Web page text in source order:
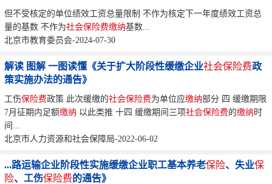
读
但不受核定的单位绩效工资总量限制 不作为核定下一年度绩效工资总
量的基数 不作为社会保险费缴纳基数...
北京市教育委员会-2024-07-30
解读 图解 一图读懂《关于扩大阶段性缓缴企业社会保险费政
策实施办法的通告》
工伤保险费政策 此次缓缴的社会保险费为单位应缴纳部分 四 缓缴期限
7月征期内足额缴纳 以此类推 十四 缓缴期间三项社会保险费的缴纳 时
间...
北京市人力资源和社会保障局-2022-06-02
...路运输企业阶段性实施缓缴企业职工基本养老保险、失业保
险、工伤保险费的通告》